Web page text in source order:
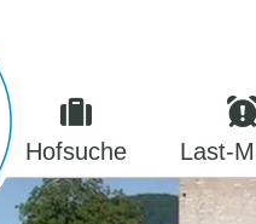
Hofsuche Last-